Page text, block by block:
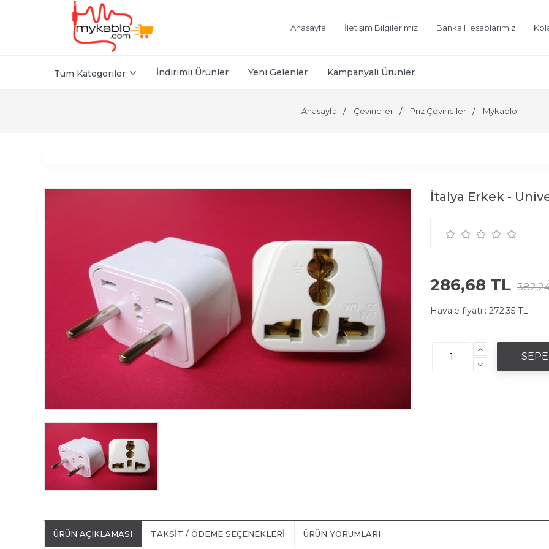
Anasayfa İletişim Bilgilerimiz Banka Hesaplarımız
Tüm Kategoriler İndirimli Ürünler Yeni Gelenler Kampanyali Ürünler
Anasayfa Çeviriciler Priz Çeviriciler Mykablo
İtalya Erkek -
286,68 TL
Havale fiyatı : 272,35 TL
ÜRÜN AÇIKLAMASI TAKSIT / ÖDEME SEÇENEKLERI ÜRÜN YORUMLARI